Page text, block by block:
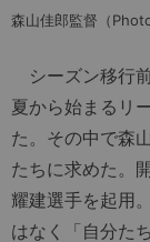
森山佳郎監督（
シーズン移行
夏から始まるリ
た。その中で森
たちに求めた。
耀建選手を起用
はなく「自分た